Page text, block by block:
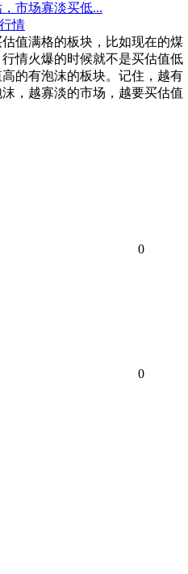
市场寡淡买低...
情
值满格的板块，比如现在的煤
情火爆的时候就不是买估值低
的有泡沫的板块。记住，越有
，越寡淡的市场，越要买估值
0
0